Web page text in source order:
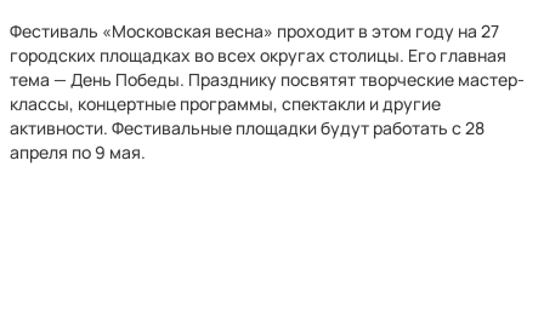
Фестиваль «Московская весна» проходит в этом году на 27
городских площадках во всех округах столицы. Его главная
тема — День Победы. Празднику посвятят творческие мастер-
классы, концертные программы, спектакли и другие
активности. Фестивальные площадки будут работать с 28
апреля по 9 мая.